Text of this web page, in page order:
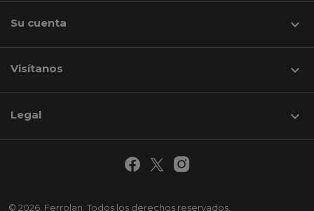
Su cuenta 
Visítanos keyboard_arrow_down
© 2026. Ferrolan. Todos los derechos reservados.
Legal 